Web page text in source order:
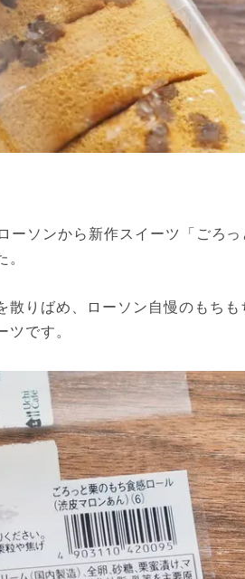
ーソンから新作スイーツ「ごろ
。
りばめ、ローソン自慢のもちも
です。